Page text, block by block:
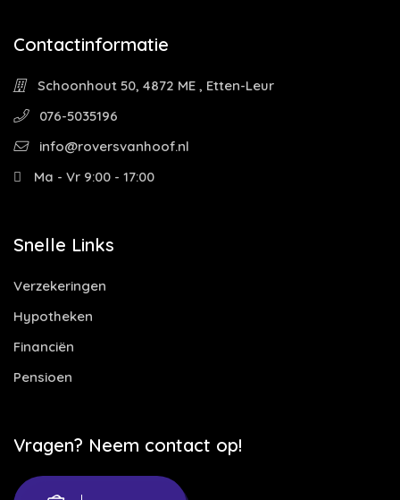
Contactinformatie
Schoonhout 50, 4872 ME , Etten-Leur
076-5035196
info@roversvanhoof.nl
Ma - Vr 9:00 - 17:00
Snelle Links
Verzekeringen
Hypotheken
Financiën
Pensioen
Vragen? Neem contact op!